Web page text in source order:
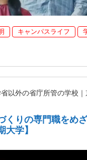
キャンパスライフ
以外の省庁所管の学校
くりの専門職をめ
大学】